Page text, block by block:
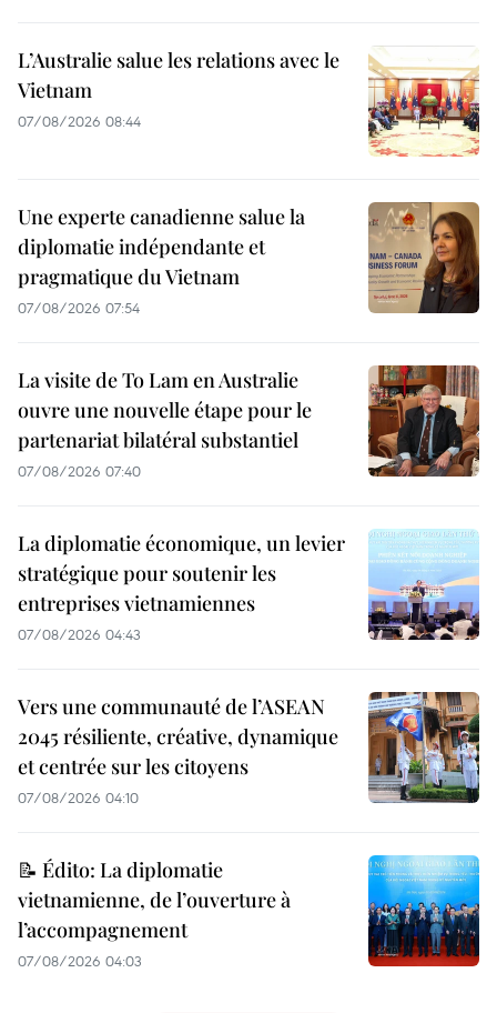
L’Australie salue les relations avec le
Vietnam
07/08/2026 08:44
Une experte canadienne salue la
diplomatie indépendante et
pragmatique du Vietnam
07/08/2026 07:54
La visite de To Lam en Australie
ouvre une nouvelle étape pour le
partenariat bilatéral substantiel
07/08/2026 07:40
La diplomatie économique, un levier
stratégique pour soutenir les
entreprises vietnamiennes
07/08/2026 04:43
Vers une communauté de l’ASEAN
2045 résiliente, créative, dynamique
et centrée sur les citoyens
07/08/2026 04:10
📝 Édito: La diplomatie
vietnamienne, de l’ouverture à
l’accompagnement
07/08/2026 04:03